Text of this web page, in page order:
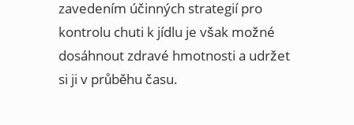
zavedením účinných strategií pro
kontrolu chuti k jídlu je však možné
dosáhnout zdravé hmotnosti a udržet
si ji v průběhu času.